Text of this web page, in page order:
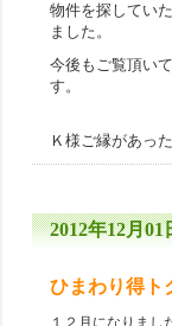
物件を探してい
ました。
今後もご覧頂い
す。
Ｋ様ご縁があっ
2012年12月01
ひまわり得ト
１２月になりまし